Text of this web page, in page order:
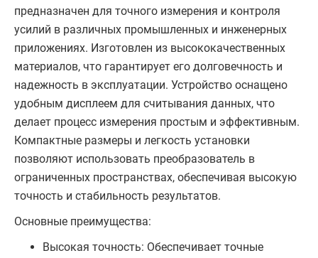
предназначен для точного измерения и контроля
усилий в различных промышленных и инженерных
приложениях. Изготовлен из высококачественных
материалов, что гарантирует его долговечность и
надежность в эксплуатации. Устройство оснащено
удобным дисплеем для считывания данных, что
делает процесс измерения простым и эффективным.
Компактные размеры и легкость установки
позволяют использовать преобразователь в
ограниченных пространствах, обеспечивая высокую
точность и стабильность результатов.
Основные преимущества:
Высокая точность: Обеспечивает точные